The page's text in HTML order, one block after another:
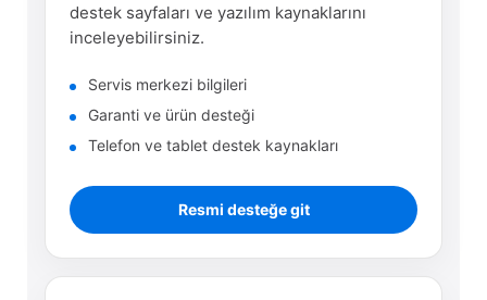
destek sayfaları ve yazılım kaynaklarını
inceleyebilirsiniz.
Servis merkezi bilgileri
Garanti ve ürün desteği
Telefon ve tablet destek kaynakları
Resmi desteğe git